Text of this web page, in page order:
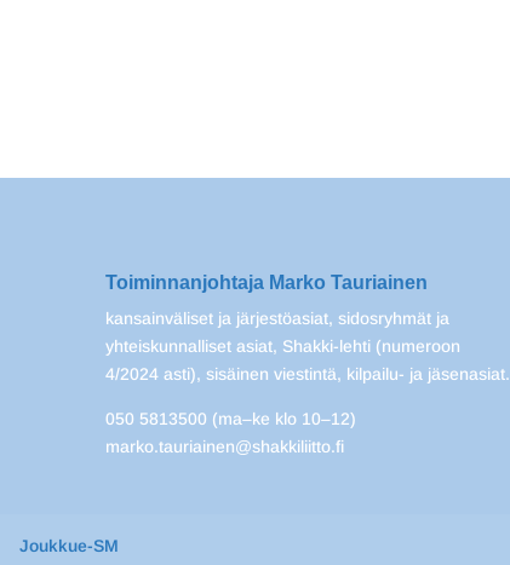
Toiminnanjohtaja Marko Tauriainen
kansainväliset ja järjestöasiat, sidosryhmät ja
yhteiskunnalliset asiat, Shakki-lehti (numeroon
4/2024 asti), sisäinen viestintä, kilpailu- ja jäsenasiat.
050 5813500 (ma–ke klo 10–12)
marko.tauriainen@shakkiliitto.fi
Joukkue-SM